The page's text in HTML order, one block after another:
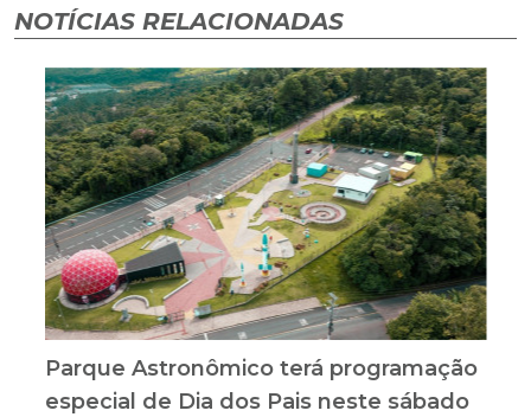
NOTÍCIAS RELACIONADAS
Parque Astronômico terá programação
especial de Dia dos Pais neste sábado